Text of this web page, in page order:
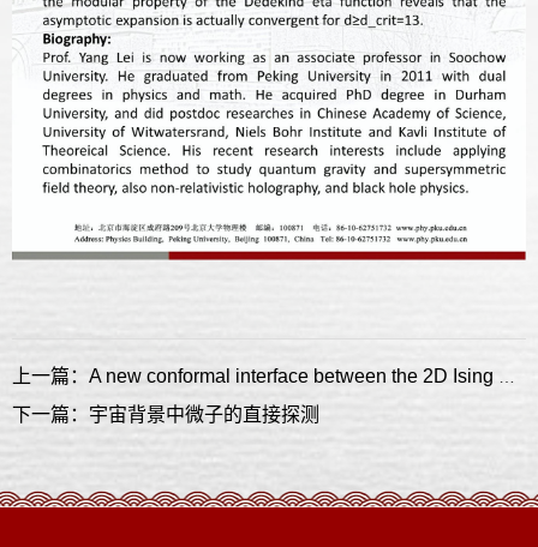
上一篇：A new conformal interface between the 2D Ising CFT and the tricritical Ising CFT
下一篇：宇宙背景中微子的直接探测